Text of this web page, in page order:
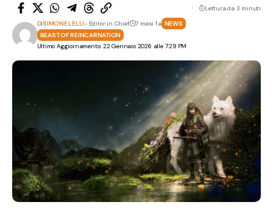
Ultimo Aggiornamento: 22 Gennaio 2026 alle 7:29 PM
DiSIMONE LELLI- Editor in Chief 7 mesi fa NEWS
BEAST OF REINCARNATION
Lettura da 3 minuti